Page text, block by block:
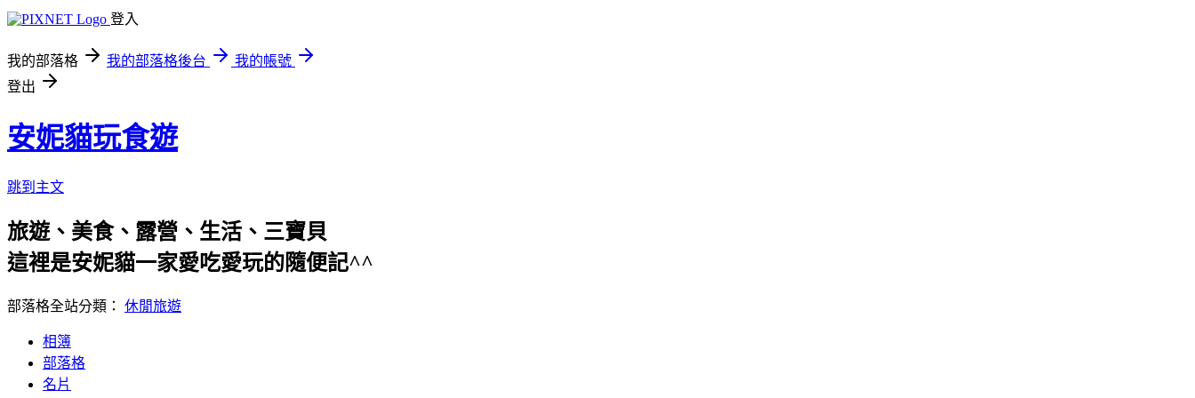
登入
我的部落格 我的部落格後台
我的帳號
登出
安妮貓玩食遊
跳到主文
旅遊、美食、露營、生活、三寶貝
這裡是安妮貓一家愛吃愛玩的隨便記^^
部落格全站分類： 休閒旅遊
相簿
部落格
名片